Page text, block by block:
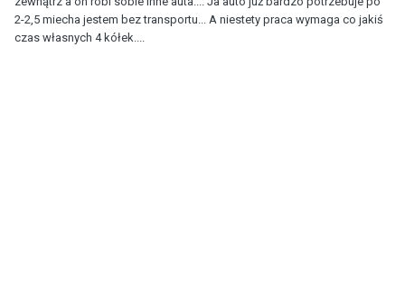
2-2,5 miecha jestem bez transportu... A niestety praca wymaga co jakiś
czas własnych 4 kółek....